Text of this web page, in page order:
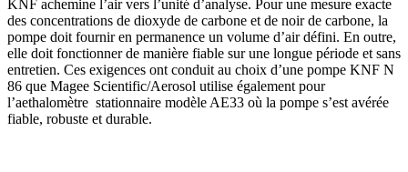
KNF achemine l’air vers l’unité d’analyse. Pour une mesure exacte
des concentrations de dioxyde de carbone et de noir de carbone, la
pompe doit fournir en permanence un volume d’air défini. En outre,
elle doit fonctionner de manière fiable sur une longue période et sans
entretien. Ces exigences ont conduit au choix d’une pompe KNF N
86 que Magee Scientific/Aerosol utilise également pour
l’aethalomètre stationnaire modèle AE33 où la pompe s’est avérée
fiable, robuste et durable.